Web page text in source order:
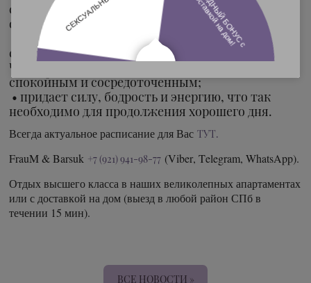
способствуют отдохнувшее после сна тело и
организм;
• уменьшает подверженность стрессовым
ситуациям, психическим расстройствам.
Человек становится более уравновешенным,
спокойным и сосредоточенным;
• придает силу, бодрость и энергию, что так
необходимо для продолжения хорошего дня.
Всегда актуальное расписание для ВасТУТ.
FrauM & Barsuk +7 (921) 941-98-77 (Viber, Telegram, WhatsApp).
Отдых высшего класса в наших великолепных апартаментах
или с доставкой на дом (выезд в любой район СПб в
течении 15 мин).
ВСЕ НОВОСТИ »